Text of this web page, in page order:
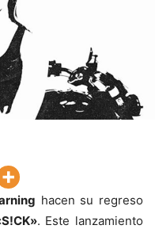
hacen su regreso
. Este lanzamiento